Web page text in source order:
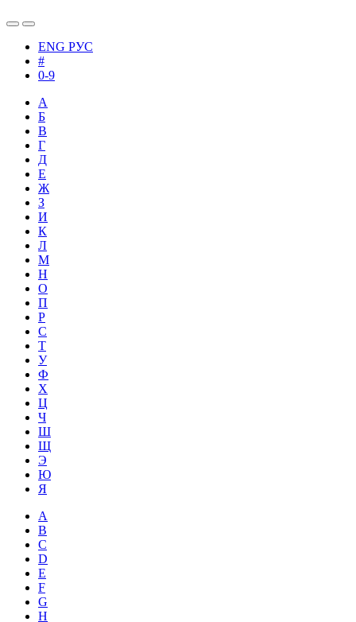
ENG РУС
#
0-9
А
Б
В
Г
Д
Е
Ж
З
И
К
Л
М
Н
О
П
Р
С
Т
У
Ф
Х
Ц
Ч
Ш
Щ
Э
Ю
Я
A
B
C
D
E
F
G
H